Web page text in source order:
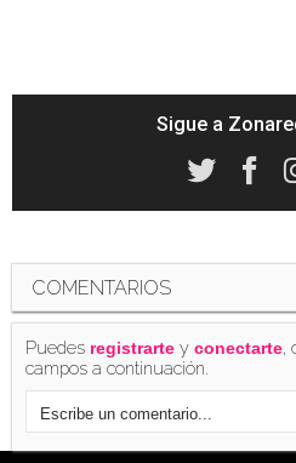
Sigue a
COMENTARIOS
Puedes registrarte yconectarte,
campos a continuación.